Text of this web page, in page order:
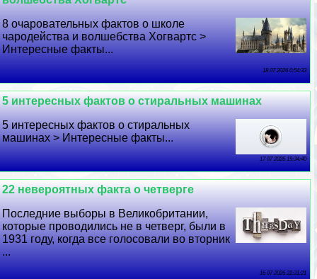
8 очаровательных фактов о школе
чародейства и волшебства Хогвартс >
Интересные факты...
18 07 2026 0:54:33
5 интересных фактов о стиральных машинах
5 интересных фактов о стиральных
машинах > Интересные факты...
17 07 2026 19:34:40
22 невероятных факта о четверге
Последние выборы в Великобритании,
которые проводились не в четверг, были в
1931 году, когда все голосовали во вторник
...
16 07 2026 22:31:21